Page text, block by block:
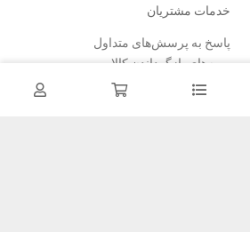
خدمات مشتریان
پاسخ به پرسش‌های متداول
رویه‌های بازگرداندن کالا
شرایط استفاده